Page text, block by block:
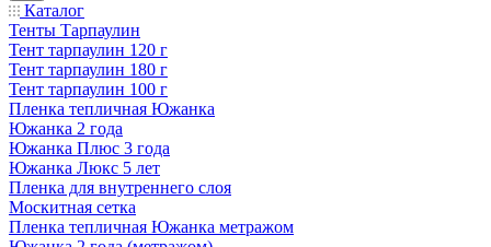
Каталог
Тенты Тарпаулин
Тент тарпаулин 120 г
Тент тарпаулин 180 г
Тент тарпаулин 100 г
Пленка тепличная Южанка
Южанка 2 года
Южанка Плюс 3 года
Южанка Люкс 5 лет
Пленка для внутреннего слоя
Москитная сетка
Пленка тепличная Южанка метражом